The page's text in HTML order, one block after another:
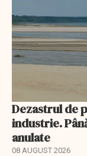
Dezastrul de
industrie.
anulate
08 AUGUST 2026